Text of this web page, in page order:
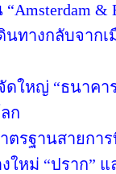
&
นทางกลับจาก
ดใหญ่ “ธนาคา
ก
ตรฐานสายกา
ใหม่ “ปราก”